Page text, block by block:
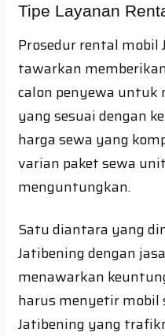
Tipe Layanan
Prosedur rental
tawarkan
calon penyewa untuk
yang sesuai dengan
harga sewa yang
varian paket sewa
menguntungkan.
Satu diantara yang
Jatibening dengan
menawarkan
harus menyetir mobil
Jatibening yang